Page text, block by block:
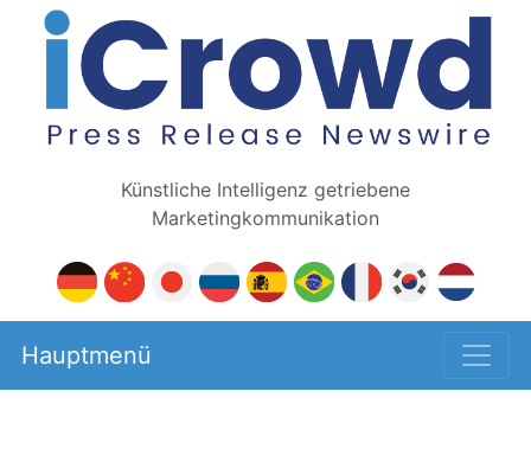
Künstliche Intelligenz getriebene
Marketingkommunikation
Hauptmenü